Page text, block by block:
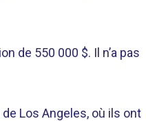
de 550 000 $. Il n’a pas
Los Angeles, où ils ont